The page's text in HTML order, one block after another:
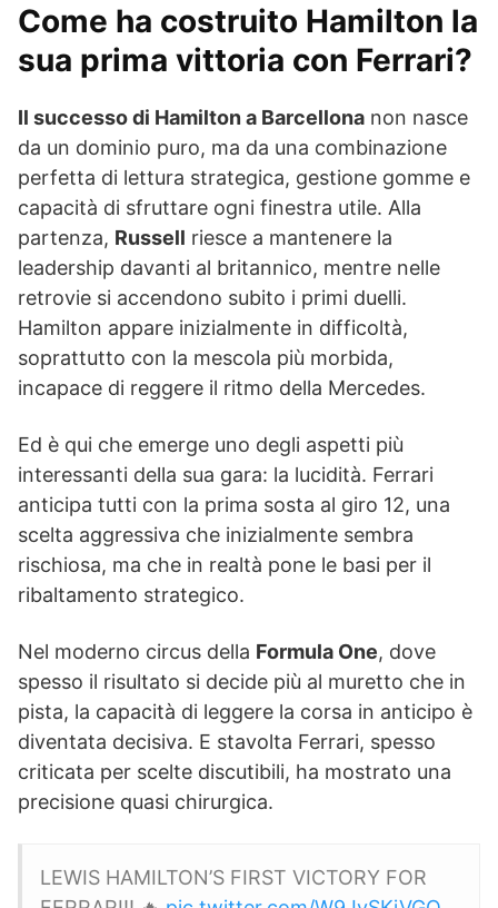
Come ha costruito Hamilton la
sua prima vittoria con Ferrari?
Il successo di Hamilton a Barcellona non nasce
da un dominio puro, ma da una combinazione
perfetta di lettura strategica, gestione gomme e
capacità di sfruttare ogni finestra utile. Alla
partenza, Russell riesce a mantenere la
leadership davanti al britannico, mentre nelle
retrovie si accendono subito i primi duelli.
Hamilton appare inizialmente in difficoltà,
soprattutto con la mescola più morbida,
incapace di reggere il ritmo della Mercedes.
Ed è qui che emerge uno degli aspetti più
interessanti della sua gara: la lucidità. Ferrari
anticipa tutti con la prima sosta al giro 12, una
scelta aggressiva che inizialmente sembra
rischiosa, ma che in realtà pone le basi per il
ribaltamento strategico.
Nel moderno circus della Formula One, dove
spesso il risultato si decide più al muretto che in
pista, la capacità di leggere la corsa in anticipo è
diventata decisiva. E stavolta Ferrari, spesso
criticata per scelte discutibili, ha mostrato una
precisione quasi chirurgica.
LEWIS HAMILTON’S FIRST VICTORY FOR